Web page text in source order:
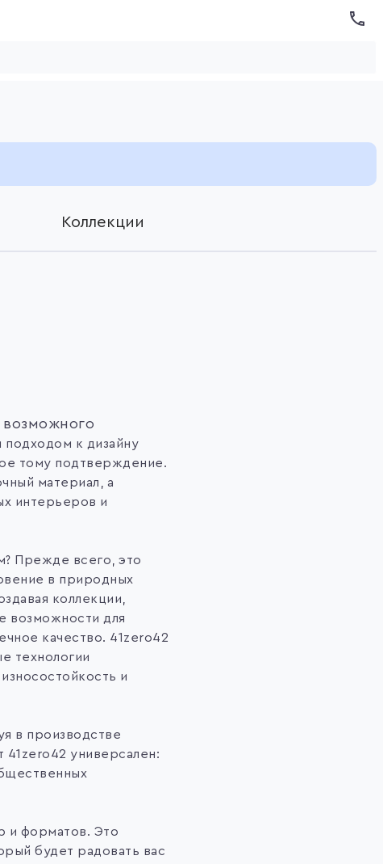
Коллекции
подходом к дизайну
тому подтверждение.
материал, а
интерьеров и
Прежде всего, это
в природных
коллекции,
возможности для
качество. 41zero42
технологии
и
в производстве
41zero42 универсален:
и форматов. Это
будет радовать вас